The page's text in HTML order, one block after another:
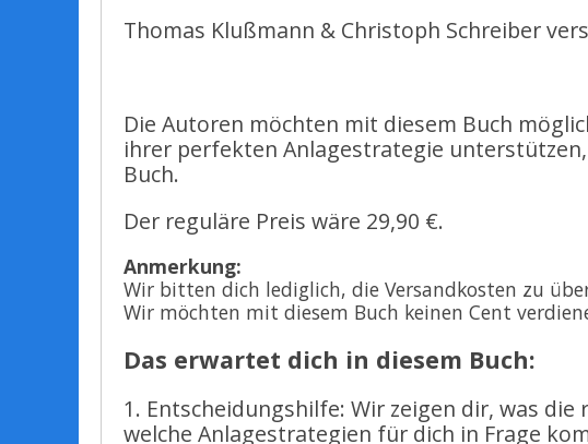
Thomas Klußmann & Christoph Schreiber
Die Autoren möchten mit diesem Buch
ihrer perfekten Anlagestrategie
Buch.
Der reguläre Preis wäre 29,90 €.
Anmerkung:
Wir bitten dich lediglich, die Versandkosten zu
Wir möchten mit diesem Buch keinen Cent
Das erwartet dich in diesem Buch:
1. Entscheidungshilfe: Wir zeigen dir, was
welche Anlagestrategien für dich in Frage